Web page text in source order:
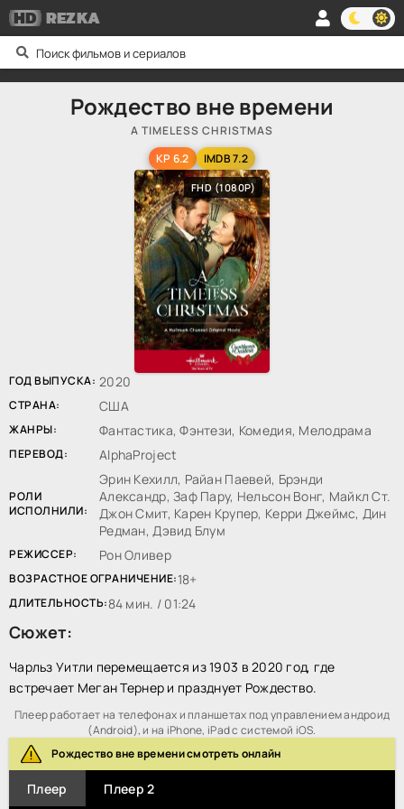
HDREZKA
Рождество вне времени
A TIMELESS CHRISTMAS
KP 6.2
IMDB 7.2
FHD (1080P)
ГОД ВЫПУСКА: 2020
СТРАНА: США
ЖАНРЫ: Фантастика, Фэнтези, Комедия, Мелодрама
ПЕРЕВОД: AlphaProject
РОЛИ
ИСПОЛНИЛИ:
Эрин Кехилл, Райан Паевей, Брэнди
Александр, Заф Пару, Нельсон Вонг, Майкл Ст.
Джон Смит, Карен Крупер, Керри Джеймс, Дин
Редман, Дэвид Блум
РЕЖИССЕР: Рон Оливер
ВОЗРАСТНОЕ ОГРАНИЧЕНИЕ:18+
ДЛИТЕЛЬНОСТЬ:84 мин. / 01:24
Сюжет:
Чарльз Уитли перемещается из 1903 в 2020 год, где
встречает Меган Тернер и празднует Рождество.
Плеер работает на телефонах и планшетах под управлением андроид
(Android), и на iPhone, iPad с системой iOS.
Рождество вне времени смотреть онлайн
Плеер Плеер 2